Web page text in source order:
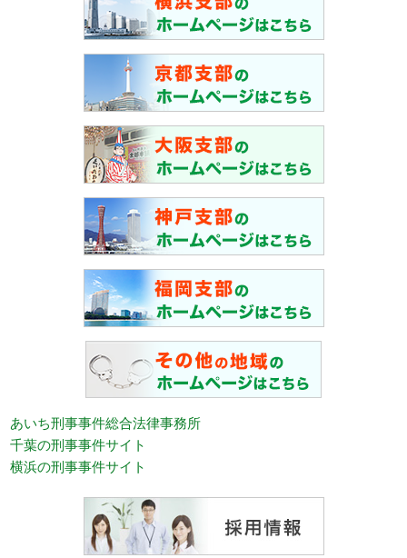
あいち刑事事件総合法律事務所
千葉の刑事事件サイト
横浜の刑事事件サイト